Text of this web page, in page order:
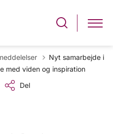
Nyt samarbejde i
med viden og inspiration
Del